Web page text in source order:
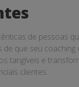
de pessoas
que seu
tangíveis e
clientes.